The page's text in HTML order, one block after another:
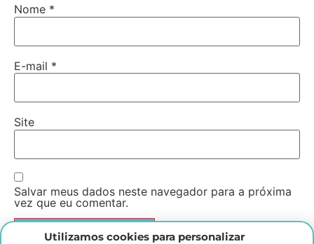
Nome *
E-mail *
Site
Salvar meus dados neste navegador para a próxima
vez que eu comentar.
Utilizamos cookies para personalizar